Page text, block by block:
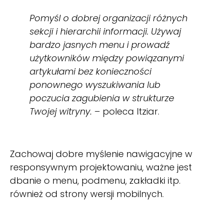
Pomyśl o dobrej organizacji różnych
sekcji i hierarchii informacji. Używaj
bardzo jasnych menu i prowadź
użytkowników między powiązanymi
artykułami bez konieczności
ponownego wyszukiwania lub
poczucia zagubienia w strukturze
Twojej witryny. – poleca Itziar.
Zachowaj dobre myślenie nawigacyjne w
responsywnym projektowaniu, ważne jest
dbanie o menu, podmenu, zakładki itp.
również od strony wersji mobilnych.